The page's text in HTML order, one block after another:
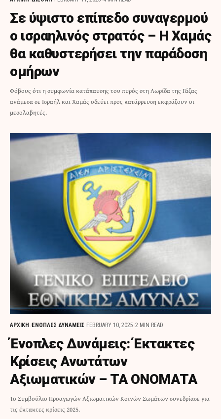
Σε ύψιστο επίπεδο συναγερμού
ο ισραηλινός στρατός – Η Χαμάς
θα καθυστερήσει την παράδοση
ομήρων
Φόβους ότι η συμφωνία κατάπαυσης του πυρός στη Λωρίδα της Γάζας
ανάμεσα σε Ισραήλ και Χαμάς οδεύει προς κατάρρευση εκφράζουν οι
μεσολαβητές.
ΑΡΧΙΚΗ ΕΝΟΠΛΕΣ ΔΥΝΑΜΕΙΣ FEBRUARY 10, 2025 2 MIN READ
Ένοπλες Δυνάμεις: Έκτακτες
Κρίσεις Ανωτάτων
Αξιωματικών – ΤΑ ΟΝΟΜΑΤΑ
Το Συμβούλιο Προαγωγών Αξιωματικών Κοινών Σωμάτων συνεδρίασε για
τις έκτακτες κρίσεις 2025.